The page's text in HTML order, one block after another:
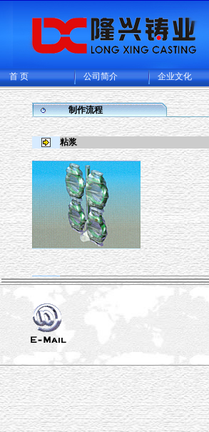
首 页 公司简介 企业文化
制作流程
粘浆